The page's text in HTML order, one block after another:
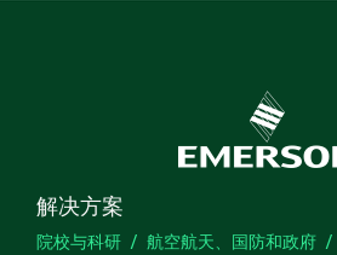
解决方案
院校与科研 航空航天、国防和政府